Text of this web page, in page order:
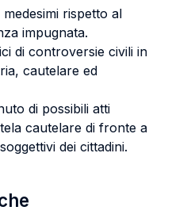
medesimi rispetto al
impugnata.
di controversie civili in
cautelare ed
di possibili atti
cautelare di fronte a
dei cittadini.